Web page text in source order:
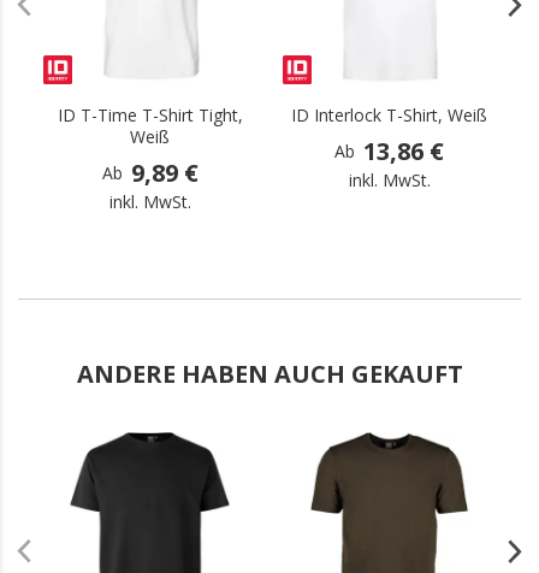
ID T-Time T-Shirt Tight,
Weiß
Ab 9,89 €
inkl. MwSt.
ID Interlock T-Shirt, Weiß
Ab 13,86 €
inkl. MwSt.
ANDERE HABEN AUCH GEKAUFT